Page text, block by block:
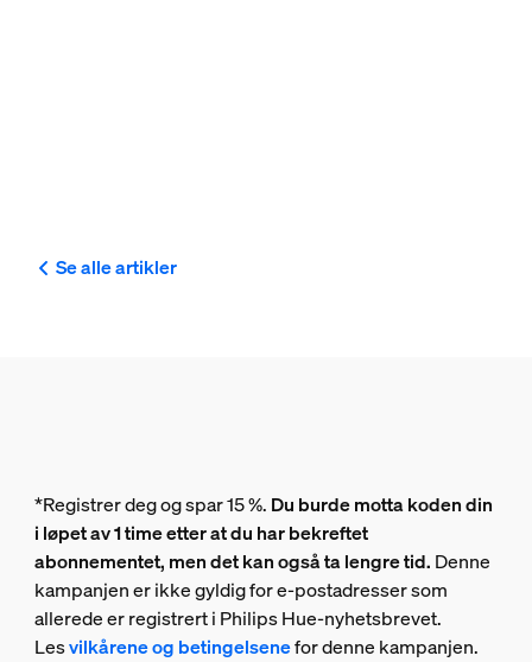
Se alle artikler
*Registrer deg og spar 15 %. Du burde motta koden din
i løpet av 1 time etter at du har bekreftet
abonnementet, men det kan også ta lengre tid. Denne
kampanjen er ikke gyldig for e-postadresser som
allerede er registrert i Philips Hue-nyhetsbrevet.
Lesvilkårene og betingelsenefor denne kampanjen.